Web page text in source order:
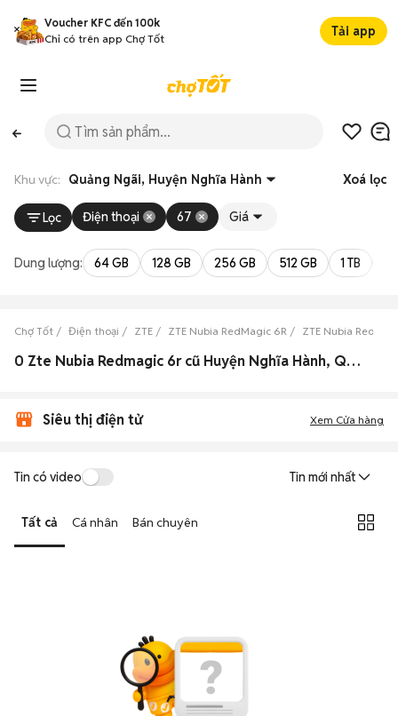
Voucher KFC đến 100k
Chỉ có trên app Chợ Tốt
Tải app
Khu vực: Quảng Ngãi, Huyện Nghĩa Hành Xoá lọc
Lọc Điện thoại 67 Giá
Dung lượng: 64 GB 128 GB 256 GB 512 GB 1 TB
Chợ Tốt Điện thoại ZTE ZTE Nubia RedMagic 6R ZTE Nubia
0 Zte Nubia Redmagic 6r cũ Huyện Nghĩa Hành, Quảng Ngãi đẹp
Siêu thị điện tử Xem Cửa hàng
Tin có video Tin mới nhất
Tất cả Cá nhân Bán chuyên